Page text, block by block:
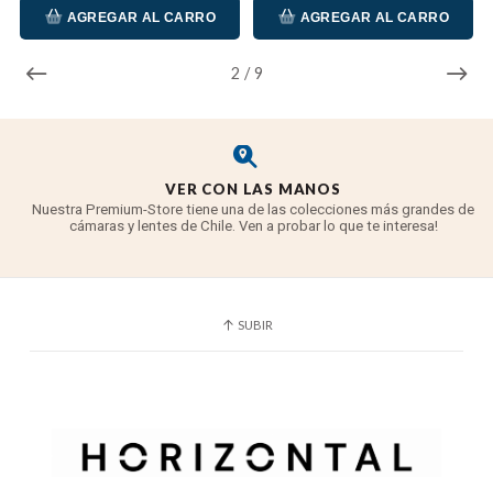
2 / 9
AGREGAR AL CARRO AGREGAR AL CARRO
VER CON LAS MANOS
Nuestra Premium-Store tiene una de las colecciones más grandes de
cámaras y lentes de Chile. Ven a probar lo que te interesa!
SUBIR